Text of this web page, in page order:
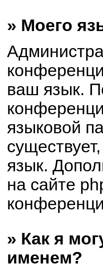
» Моего
ваш язык.
языковой
язык.
на сайте
» Как я
именем?